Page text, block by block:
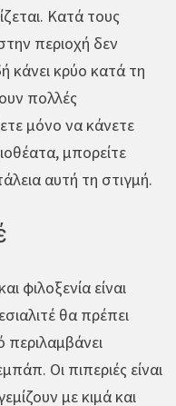
Κατά τους
περιοχή δεν
κάνει κρύο κατά τη
πολλές
μόνο να κάνετε
μπορείτε
αυτή τη στιγμή.
φιλοξενία είναι
θα πρέπει
περιλαμβάνει
Οι πιπεριές είναι
με κιμά και